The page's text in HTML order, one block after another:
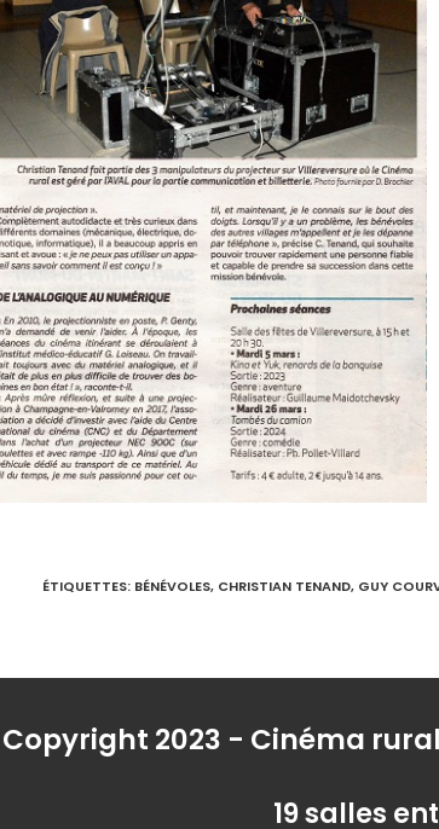
ÉTIQUETTES: BÉNÉVOLES, CHRISTIAN TENAND, GUY
Copyright 2023 - Cinéma rural
19 salles